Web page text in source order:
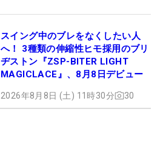
スイング中のブレをなくしたい人
へ！ 3種類の伸縮性ヒモ採用のブリ
ヂストン『ZSP-BITER LIGHT
MAGICLACE』、8月8日デビュー
2026年8月8日 (土) 11時30分 30